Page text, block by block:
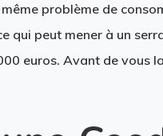
problème de
qui peut mener à un
euros. Avant de vous